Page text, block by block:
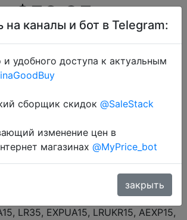
$50.95
"8KR381UJBM20"
$38 (промокод 8KR381UJBM20) +
$15/$105 (14.29%) → AEUA15,
LR35, EXPUA15, LRUKR15, AEXP15,
каналы и бот в Telegram:
удобного доступа к актуальным
сборщик скидок @SaleStack
изменение цен в
магазинах @MyPrice_bot
закрыть